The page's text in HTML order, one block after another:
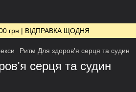
грн | ВІДПРАВКА ЩОДНЯ
Ритм Для здоров'я серця та судин
серця та судин